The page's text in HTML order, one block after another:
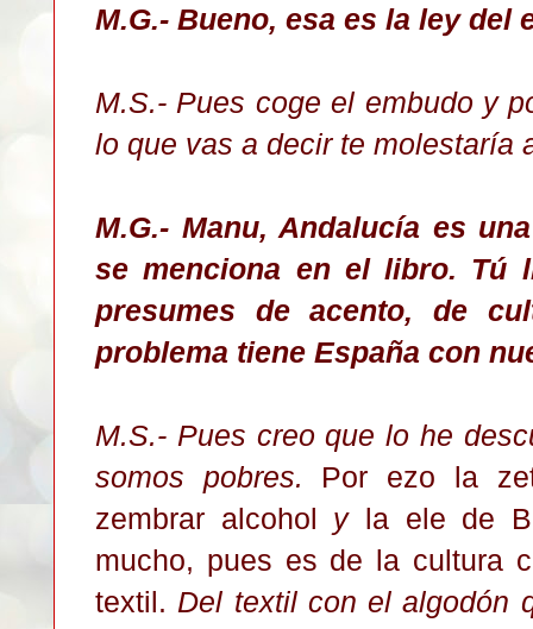
M.G.- Bueno, esa es la ley del
M.S.- Pues coge el embudo y
lo que vas a decir te molestaría
M.G.- Manu, Andalucía es
se menciona en el libro. Tú
presumes de acento, de
problema tiene España con
M.S.- Pues creo que lo he
somos pobres. Por ezo la
zembrar alcohol y la ele de
mucho, pues es de la cultura
textil. Del textil con el algodón